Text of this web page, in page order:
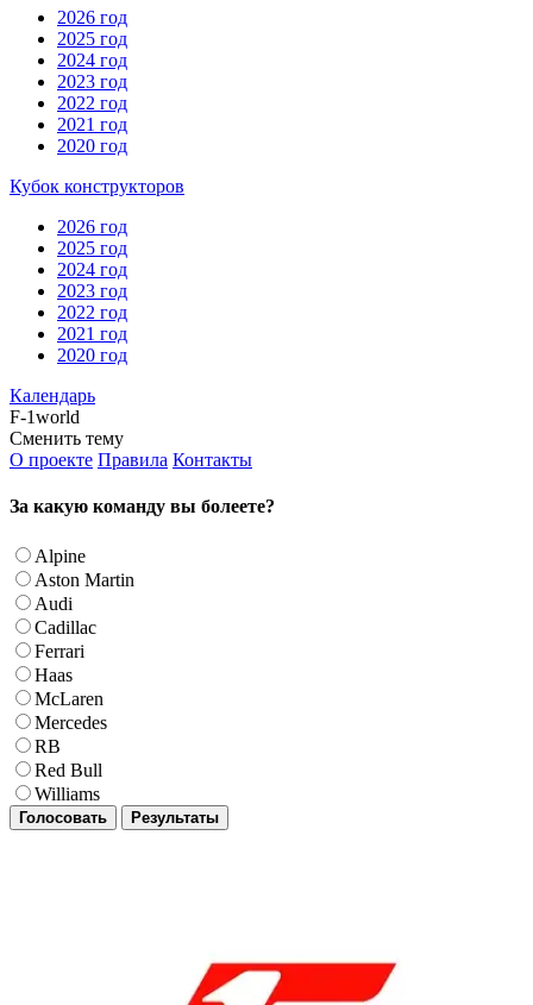
2026 год
2025 год
2024 год
2023 год
2022 год
2021 год
2020 год
Кубок конструкторов
2026 год
2025 год
2024 год
2023 год
2022 год
2021 год
2020 год
Календарь
F-1world
Сменить тему
О проекте Правила Контакты
За какую команду вы болеете?
Alpine
Aston Martin
Audi
Cadillac
Ferrari
Haas
McLaren
Mercedes
RB
Red Bull
Williams
Голосовать Результаты